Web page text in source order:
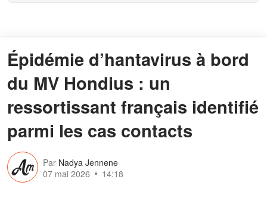
Épidémie d’hantavirus à bord
du MV Hondius : un
ressortissant français identifié
parmi les cas contacts
Par Nadya Jennene
07 mai 2026
14:18